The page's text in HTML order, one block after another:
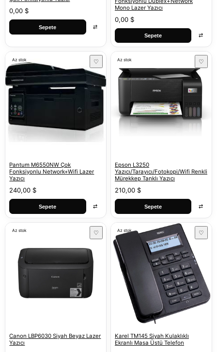
0,00 $
Sepete ⇄
Mono Lazer Yazıcı
0,00 $
Sepete ⇄
Az stok ♡
Pantum M6550NW Çok
Fonksiyonlu Network+Wifi Lazer
Yazıcı
240,00 $
Sepete ⇄
Az stok ♡
Epson L3250
Yazıcı/Tarayıcı/Fotokopi/Wifi Renkli
Mürekkep Tanklı Yazıcı
210,00 $
Sepete ⇄
Az stok ♡
Canon LBP6030 Siyah Beyaz Lazer
Yazıcı
Az stok ♡
Karel TM145 Siyah Kulaklıklı
Ekranlı Masa Üstü Telefon